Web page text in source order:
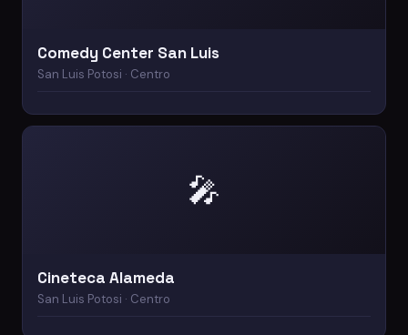
Comedy Center San Luis
San Luis Potosi · Centro
🎤
Cineteca Alameda
San Luis Potosi · Centro